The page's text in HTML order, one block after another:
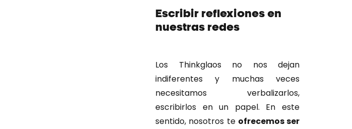
Escribir reflexiones en
nuestras redes
Los Thinkglaos no nos dejan
indiferentes y muchas veces
necesitamos verbalizarlos,
escribirlos en un papel. En este
sentido, nosotros te ofrecemos ser